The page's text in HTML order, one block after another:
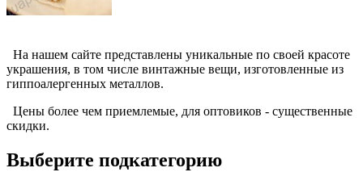
На нашем сайте представлены уникальные по своей красоте
украшения, в том числе винтажные вещи, изготовленные из
гиппоалергенных металлов.
Цены более чем приемлемые, для оптовиков - существенные
скидки.
Выберите подкатегорию